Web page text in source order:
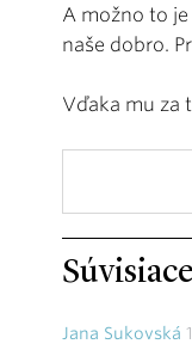
A možno to
naše dobro.
Vďaka mu za
Jana Sukovská